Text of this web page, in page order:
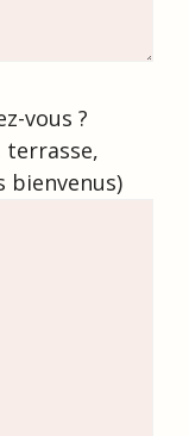
vous ?
bienvenus)